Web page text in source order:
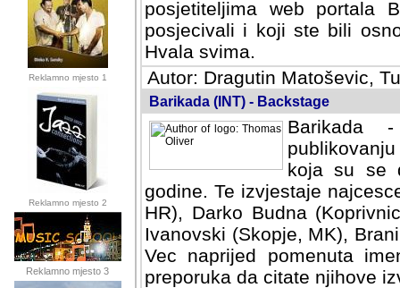
Reklamno mjesto 1
Reklamno mjesto 2
Reklamno mjesto 3
posjetiteljima web portala
posjecivali i koji ste bili
Hvala svima.
Autor: Dragutin Matoševic,
Barikada (INT) - Backstage
Barikada
koja su se
godine. Te izvjestaje
HR), Darko Budna
Ivanovski (Skopje, MK),
Vec naprijed pomenuta
preporuka da citate njihove